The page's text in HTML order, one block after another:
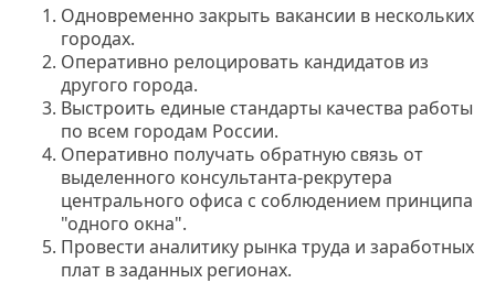
Одновременно закрыть вакансии в нескольких
городах.
Оперативно релоцировать кандидатов из
другого города.
Выстроить единые стандарты качества работы
по всем городам России.
Оперативно получать обратную связь от
выделенного консультанта-рекрутера
центрального офиса с соблюдением принципа
"одного окна".
Провести аналитику рынка труда и заработных
плат в заданных регионах.